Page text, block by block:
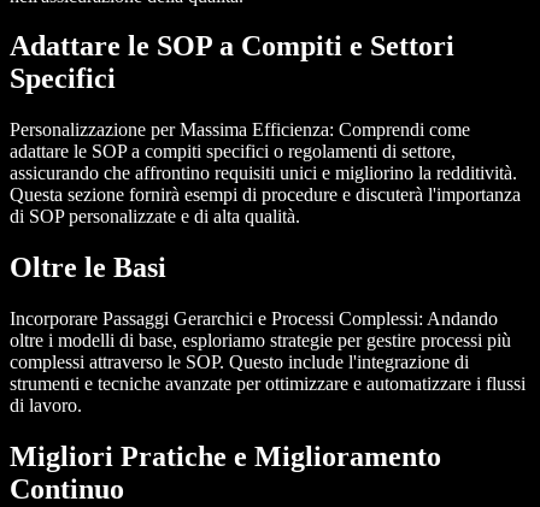
Adattare le SOP a Compiti e Settori
Specifici
Personalizzazione per Massima Efficienza: Comprendi come
adattare le SOP a compiti specifici o regolamenti di settore,
assicurando che affrontino requisiti unici e migliorino la redditività.
Questa sezione fornirà esempi di procedure e discuterà l'importanza
di SOP personalizzate e di alta qualità.
Oltre le Basi
Incorporare Passaggi Gerarchici e Processi Complessi: Andando
oltre i modelli di base, esploriamo strategie per gestire processi più
complessi attraverso le SOP. Questo include l'integrazione di
strumenti e tecniche avanzate per ottimizzare e automatizzare i flussi
di lavoro.
Migliori Pratiche e Miglioramento
Continuo